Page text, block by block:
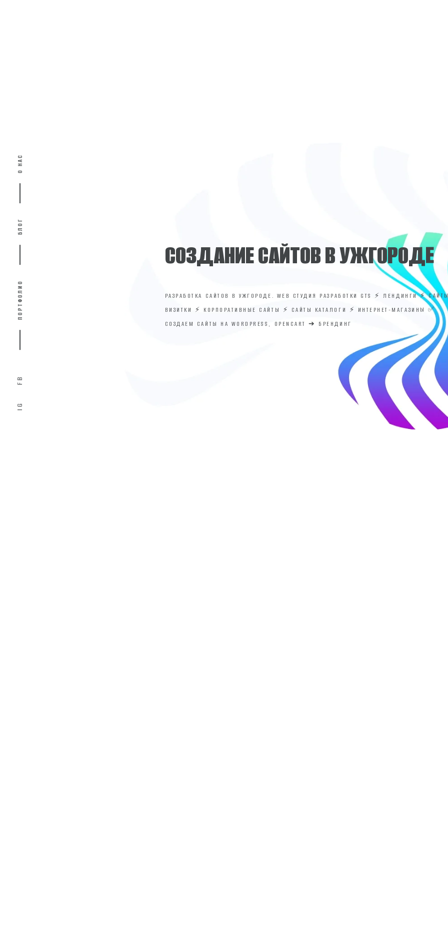
IG
FB
ПОРТФОЛИО
БЛОГ
О НАС
СОЗДАНИЕСАЙТОВВУЖГОРОДЕ
РАЗРАБОТКА САЙТОВ В УЖГОРОДЕ. WEB СТУДИЯ РАЗРАБОТКИ GTS ⚡ ЛЕНДИНГИ ⚡
ВИЗИТКИ ⚡ КОРПОРАТИВНЫЕ САЙТЫ ⚡ САЙТЫ КАТАЛОГИ ⚡ ИНТЕРНЕТ-МАГАЗИНЫ ✅
СОЗДАЕМ САЙТЫ НА WORDPRESS, OPENCART ➔ БРЕНДИНГ